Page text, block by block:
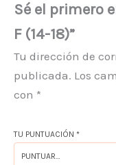
Sé el primero
F (14-18)”
Tu dirección de
publicada. Los
con *
TU PUNTUACIÓN *